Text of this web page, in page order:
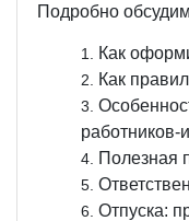
Подробно
Как
Как
работников-
Полезная
Отпуска: